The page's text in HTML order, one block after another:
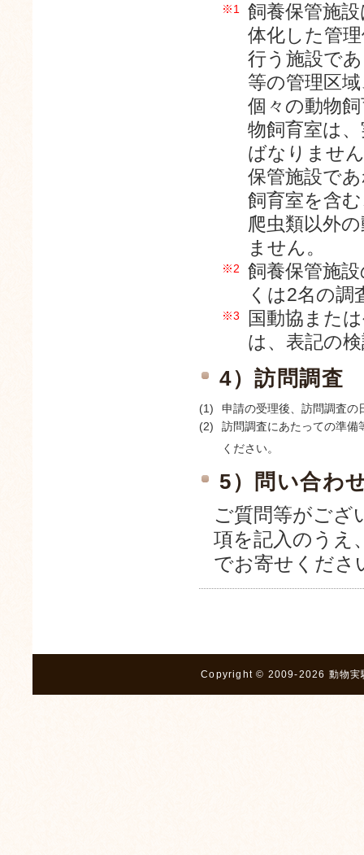
※1
飼養保管施
体化した管
行う施設で
等の管理区
個々の動物
物飼育室は
ばなりませ
保管施設で
飼育室を含
爬虫類以外
ません。
※2
飼養保管施
くは2名の調
※3
国動協また
は、表記の
4）訪問調査
(1)
申請の受理後、訪問調査の
(2)
訪問調査にあたっての準備
ください。
5）問い合わ
ご質問等がござ
項を記入のうえ
でお寄せくださ
Copyright © 2009-2026 動物実